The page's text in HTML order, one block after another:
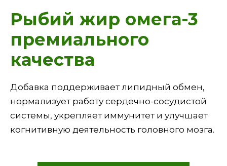
Рыбий жир омега-3
премиального
качества
Добавка поддерживает липидный обмен,
нормализует работу сердечно-сосудистой
системы, укрепляет иммунитет и улучшает
когнитивную деятельность головного мозга.